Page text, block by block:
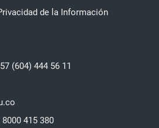
de la Información
(604) 444 56 11
415 380